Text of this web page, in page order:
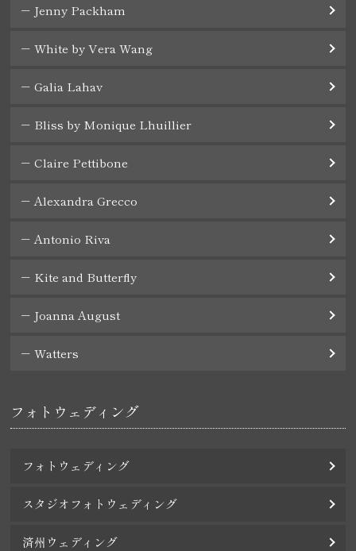
Jenny Packham
White by Vera Wang
Galia Lahav
Bliss by Monique Lhuillier
Claire Pettibone
Alexandra Grecco
Antonio Riva
Kite and Butterfly
Joanna August
Watters
フォトウェディング
フォトウェディング
スタジオフォトウェディング
済州ウェディング